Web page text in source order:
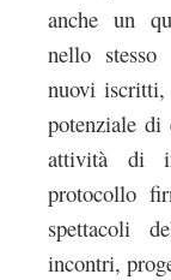
anche un
nello
nuovi iscritti,
potenziale di
attività di
protocollo
spettacoli
incontri,